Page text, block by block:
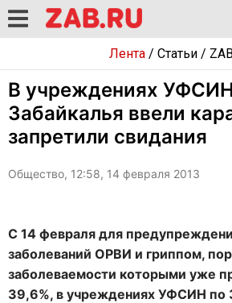
Лента/ Статьи/
В учреждениях
Забайкалья ввели
запретили свидания
Общество, 12:58, 14 февраля 2013
С 14 февраля для
заболеваний ОРВИ и гриппом,
заболеваемости которыми уже
39,6%, в учреждениях УФСИН по